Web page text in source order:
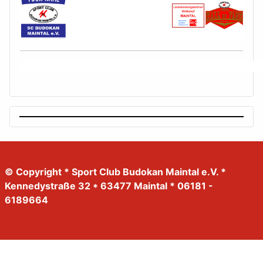
© Copyright * Sport Club Budokan Maintal e.V. *
Kennedystraße 32 * 63477 Maintal * 06181 -
6189664